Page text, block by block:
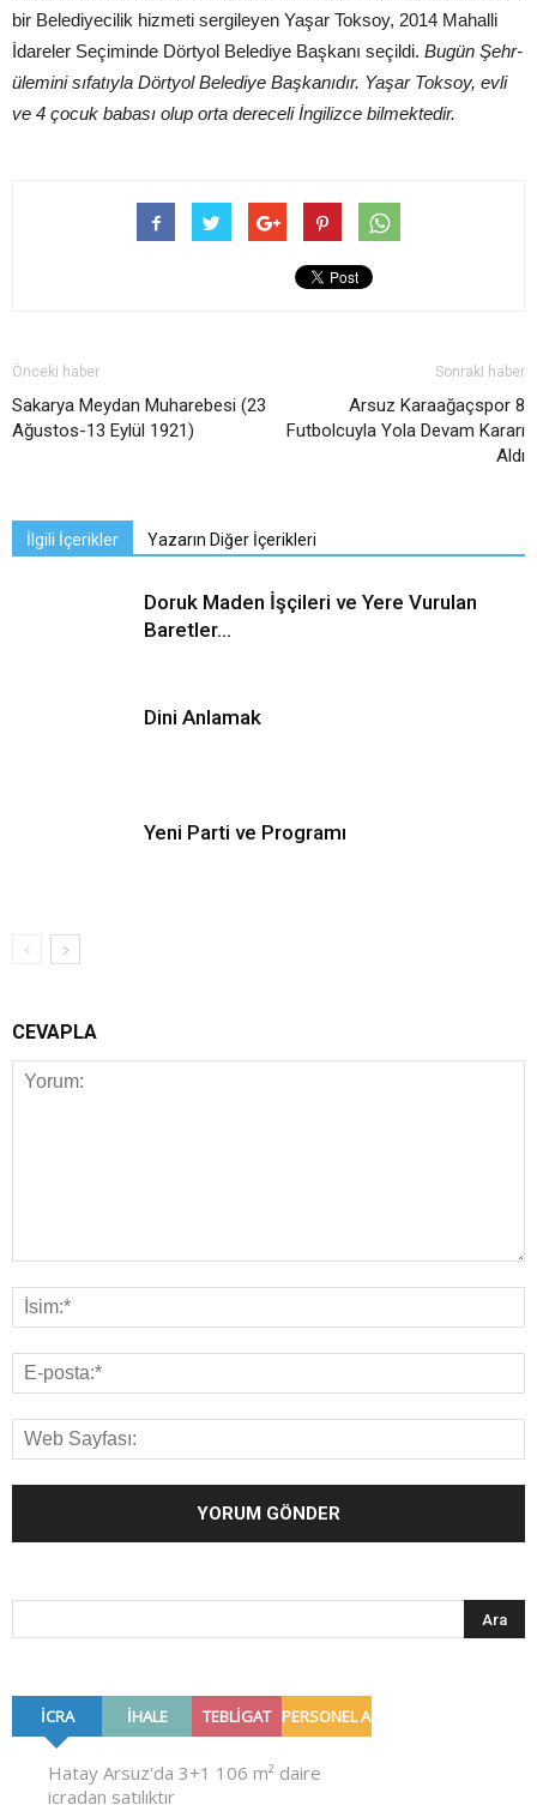
bir Belediyecilik hizmeti sergileyen Yaşar Toksoy, 2014 Mahalli
İdareler Seçiminde Dörtyol Belediye Başkanı seçildi. Bugün Şehr-
ülemini sıfatıyla Dörtyol Belediye Başkanıdır. Yaşar Toksoy, evli
ve 4 çocuk babası olup orta dereceli İngilizce bilmektedir.
Önceki haber
Sakarya Meydan Muharebesi (23
Ağustos-13 Eylül 1921)
Sonraki haber
Arsuz Karaağaçspor 8
Futbolcuyla Yola Devam Kararı
Aldı
İlgili İçerikler Yazarın Diğer İçerikleri
Doruk Maden İşçileri ve Yere Vurulan
Baretler…
Dini Anlamak
Yeni Parti ve Programı
CEVAPLA